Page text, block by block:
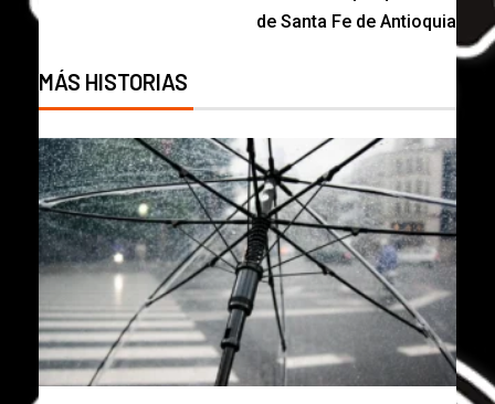
de Santa Fe de Antioquia
MÁS HISTORIAS